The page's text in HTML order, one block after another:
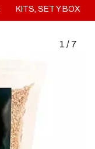
KITS, SET Y BOX
1 / 7